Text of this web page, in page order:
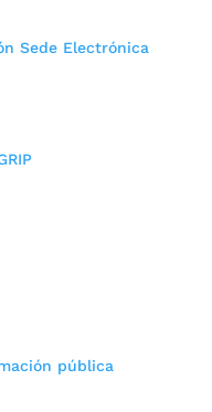
Sede Electrónica
pública
la potencia de los
día con talento en